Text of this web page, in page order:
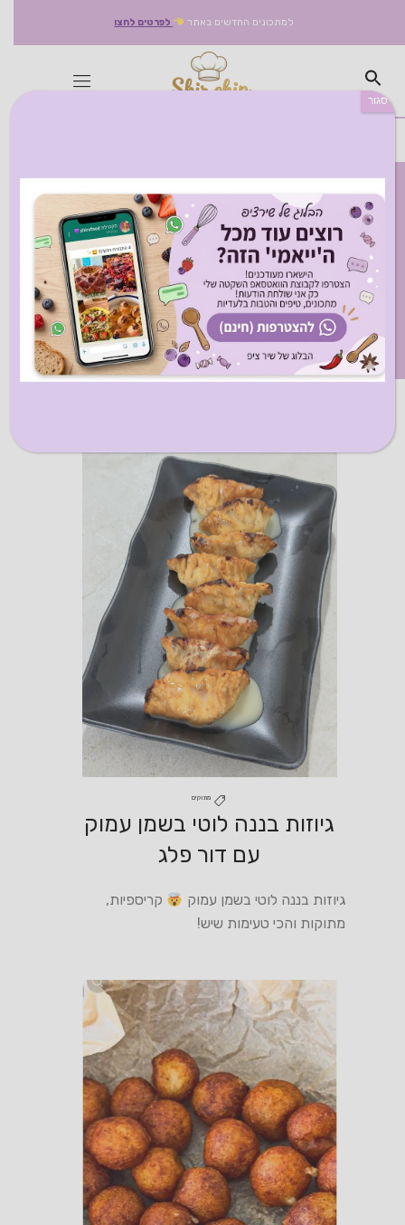
למתכונים החדשים באתר לפרטים לחצו
תגיות מתכון:
חנוכה
מתוקים
גיוזות בננה לוטי בשמן עמוק
עם דור פלג
גיוזות בננה לוטי בשמן עמוק
קריספיות,
מתוקות והכי טעימות שיש!
סגור